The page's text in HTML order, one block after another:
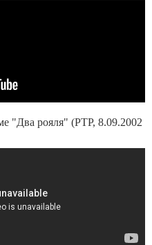
"Два рояля" (РТР, 8.09.2002